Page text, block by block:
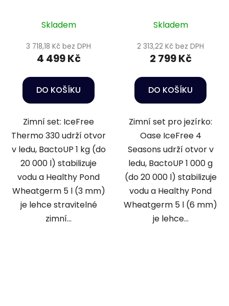
Skladem
3 718,18 Kč bez DPH
4 499 Kč
DO KOŠÍKU
Zimní set: IceFree
Thermo 330 udrží otvor
v ledu, BactoUP 1 kg (do
20 000 l) stabilizuje
vodu a Healthy Pond
Wheatgerm 5 l (3 mm)
je lehce stravitelné
zimní...
Skladem
2 313,22 Kč bez DPH
2 799 Kč
DO KOŠÍKU
Zimní set pro jezírko:
Oase IceFree 4
Seasons udrží otvor v
ledu, BactoUP 1 000 g
(do 20 000 l) stabilizuje
vodu a Healthy Pond
Wheatgerm 5 l (6 mm)
je lehce...